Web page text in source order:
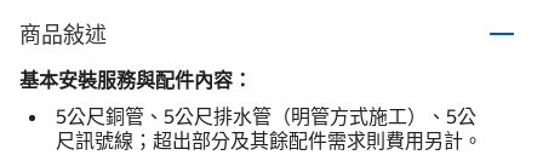
商品敍述
基本安裝服務與配件內容：
5公尺銅管、5公尺排水管（明管方式施工）、5公
尺訊號線；超出部分及其餘配件需求則費用另計。